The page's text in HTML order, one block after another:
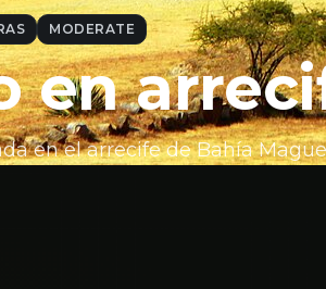
MODERATE
en
en el arrecife de Bahía